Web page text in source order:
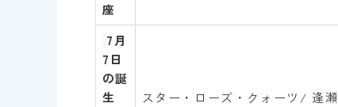
座
7月
7 日
の誕
生
スター・ローズ・クォーツ/ 逢瀬